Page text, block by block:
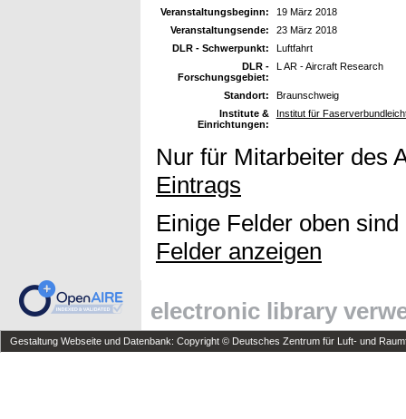
Veranstaltungsbeginn:
19 März 2018
Veranstaltungsende:
23 März 2018
DLR - Schwerpunkt:
Luftfahrt
DLR -
Forschungsgebiet:
L AR - Aircraft Research
Standort:
Braunschweig
Institute &
Einrichtungen:
Institut für
Nur für Mitarbeiter des
Eintrags
Einige Felder oben
Felder anzeigen
electronic library
Gestaltung Webseite und Datenbank: Copyright © Deutsches Zentrum für Luft- und